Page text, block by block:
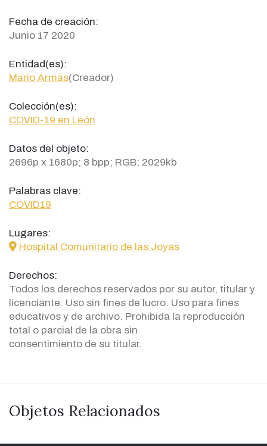
Fecha de creación:
Junio 17 2020
Entidad(es):
Mario Armas(Creador)
Colección(es):
COVID-19 en León
Datos del objeto:
2696p x 1680p; 8 bpp; RGB; 2029kb
Palabras clave:
COVID19
Lugares:
icon
Hospital Comunitario de las Joyas
Derechos:
Todos los derechos reservados por su autor, titular y
licenciante. Uso sin fines de lucro. Uso para fines
educativos y de archivo. Prohibida la reproducción
total o parcial de la obra sin
consentimiento de su titular.
Objetos Relacionados